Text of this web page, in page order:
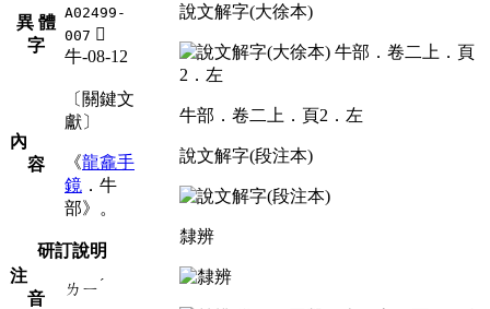
異 體
字
A02499-
007 󳤥
牛-08-12
內
容
〔關鍵文
獻〕
《龍龕手
鏡 ．牛
部》。
研訂說明
注
音
ㄌㄧ ˊ
說文解字(大徐本)
牛部．卷二上．頁2．左
說文解字(段注本)
隸辨